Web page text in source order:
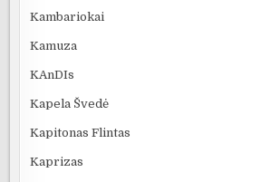
Kambariokai
Kamuza
KAnDIs
Kapela Švedė
Kapitonas Flintas
Kaprizas